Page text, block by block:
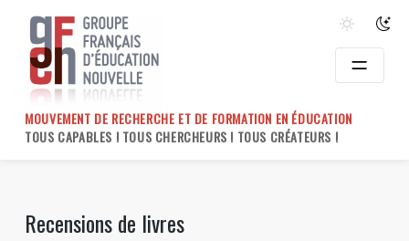
content
MOUVEMENT DE RECHERCHE ET DE FORMATION EN ÉDUCATION
TOUS CAPABLES ! TOUS CHERCHEURS ! TOUS CRÉATEURS !
Recensions de livres